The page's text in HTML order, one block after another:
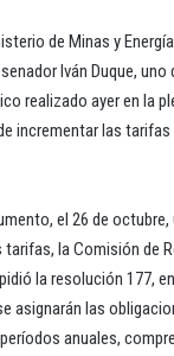
de Minas y
Iván Duque,
realizado ayer en la
incrementar las
el 26 de octubre,
la Comisión de
la resolución 177,
asignarán las
anuales,